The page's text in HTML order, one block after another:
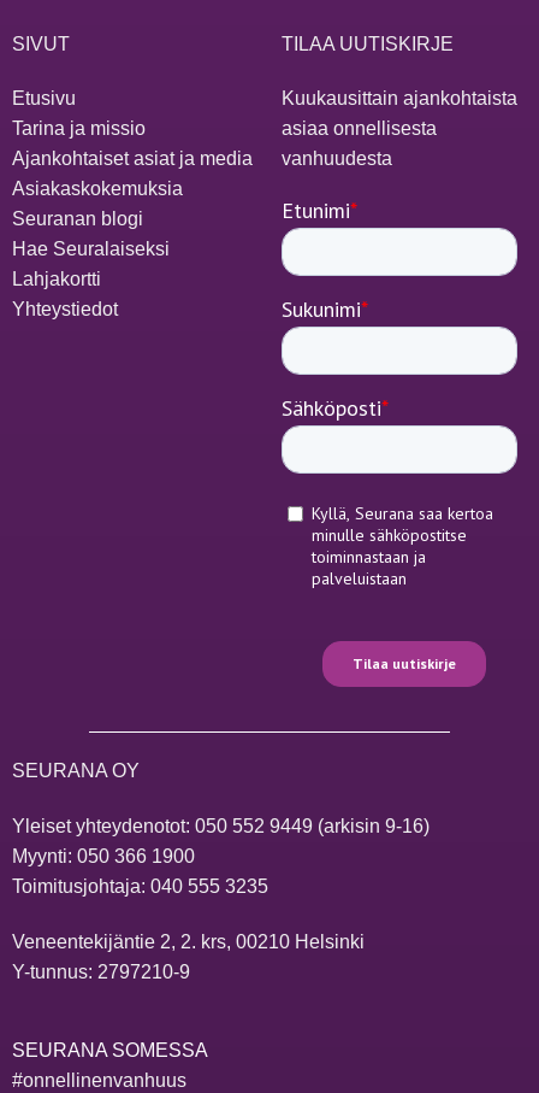
SIVUT
Etusivu
Tarina ja missio
Ajankohtaiset asiat ja media
Asiakaskokemuksia
Seuranan blogi
Hae Seuralaiseksi
Lahjakortti
Yhteystiedot
TILAA UUTISKIRJE
Kuukausittain ajankohtaista
asiaa onnellisesta
vanhuudesta
SEURANA OY
Yleiset yhteydenotot: 050 552 9449(arkisin 9-16)
Myynti: 050 366 1900
Toimitusjohtaja: 040 555 3235
Veneentekijäntie 2, 2. krs, 00210 Helsinki
Y-tunnus: 2797210-9
SEURANA SOMESSA
#onnellinenvanhuus